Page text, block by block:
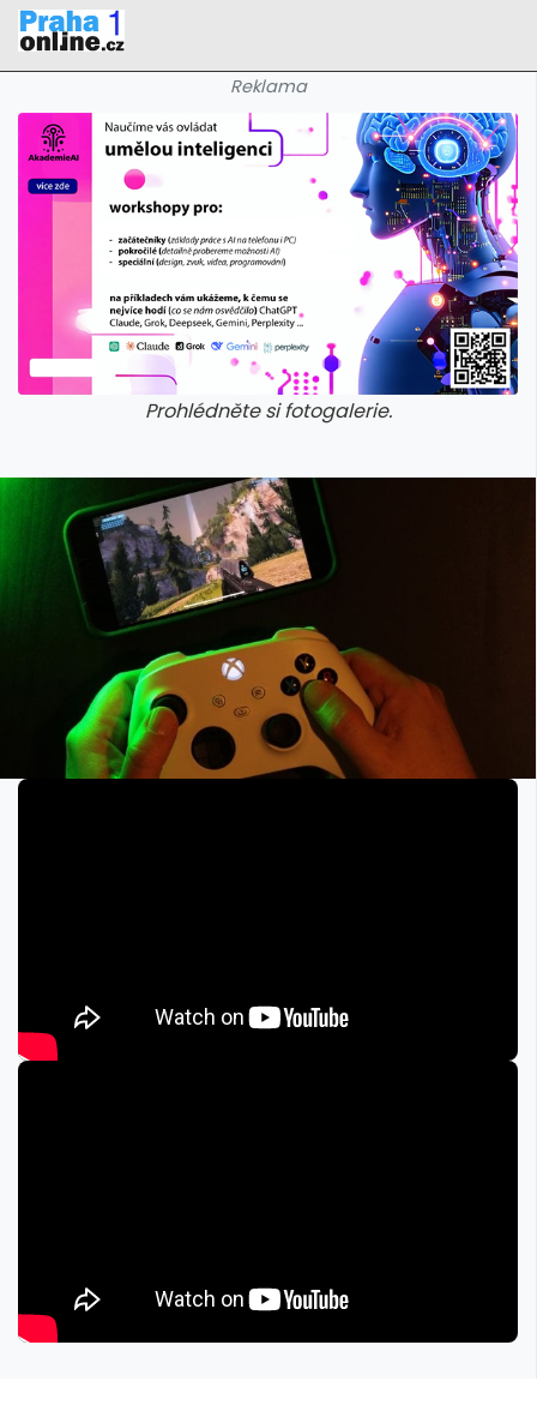
Reklama
Prohlédněte si fotogalerie.